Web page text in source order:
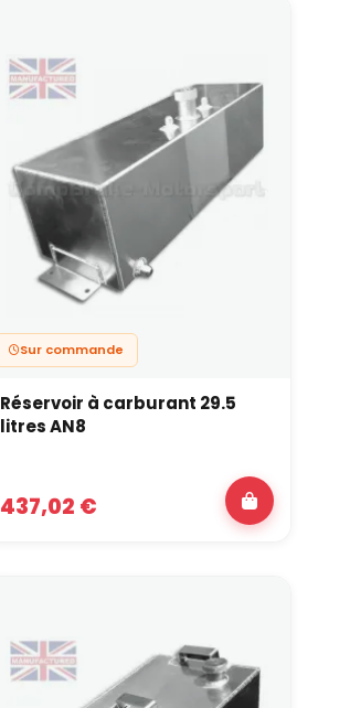
Sur commande
Réservoir à carburant 29.5
litres AN8
437,02 €